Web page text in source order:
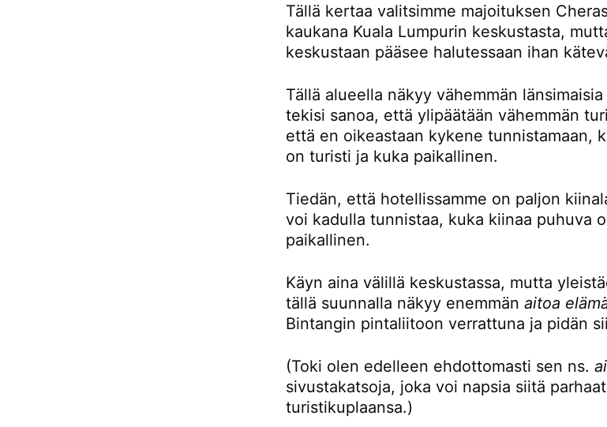
Tällä kertaa valitsimme majoituksen
kaukana Kuala Lumpurin keskustasta,
keskustaan pääsee halutessaan ihan
Tällä alueella näkyy vähemmän
tekisi sanoa, että ylipäätään vähemmän
että en oikeastaan kykene tunnistamaan,
on turisti ja kuka paikallinen.
Tiedän, että hotellissamme on paljon
voi kadulla tunnistaa, kuka kiinaa puhuva
paikallinen.
Käyn aina välillä keskustassa, mutta
tällä suunnalla näkyy enemmän aitoa
Bintangin pintaliitoon verrattuna ja pidän
(Toki olen edelleen ehdottomasti sen ns.
sivustakatsoja, joka voi napsia siitä
turistikuplaansa.)